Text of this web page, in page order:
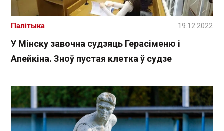
У Мінску завочна судзяць Герасіменю і
Апейкіна. Зноў пустая клетка ў судзе
Палітыка 19.12.2022